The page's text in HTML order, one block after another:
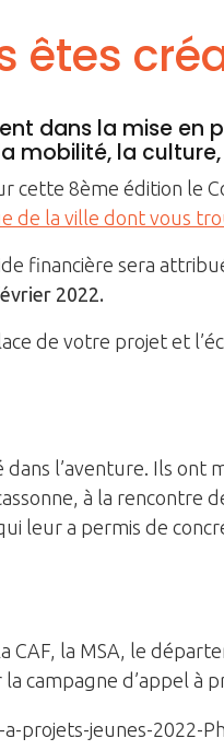
êtes
dans la mise en
mobilité, la
8ème édition le
de la ville dont vous
financière sera
2022.
de votre projet et
dans l’aventure. Ils
à la rencontre
leur a permis de
CAF, la MSA, le
campagne d’appel à